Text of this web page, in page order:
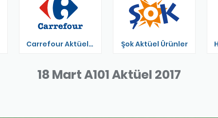
Carrefour Aktüel Ürünler Şok Aktüel Ürünler
18 Mart A101 Aktüel 2017